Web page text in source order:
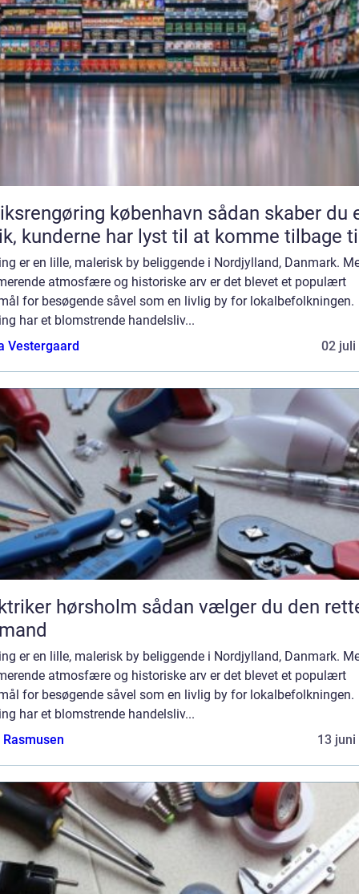
københavn sådan skaber du en
kunderne har lyst til at komme tilbage
er en lille, malerisk by beliggende i Nordjylland, Danmark.
atmosfære og historiske arv er det blevet et populært
for besøgende såvel som en livlig by for lokalbefolkningen.
har et blomstrende handelsliv...
Vestergaard
02 juli
hørsholm sådan vælger du den rette
er en lille, malerisk by beliggende i Nordjylland, Danmark.
atmosfære og historiske arv er det blevet et populært
for besøgende såvel som en livlig by for lokalbefolkningen.
har et blomstrende handelsliv...
13 juni